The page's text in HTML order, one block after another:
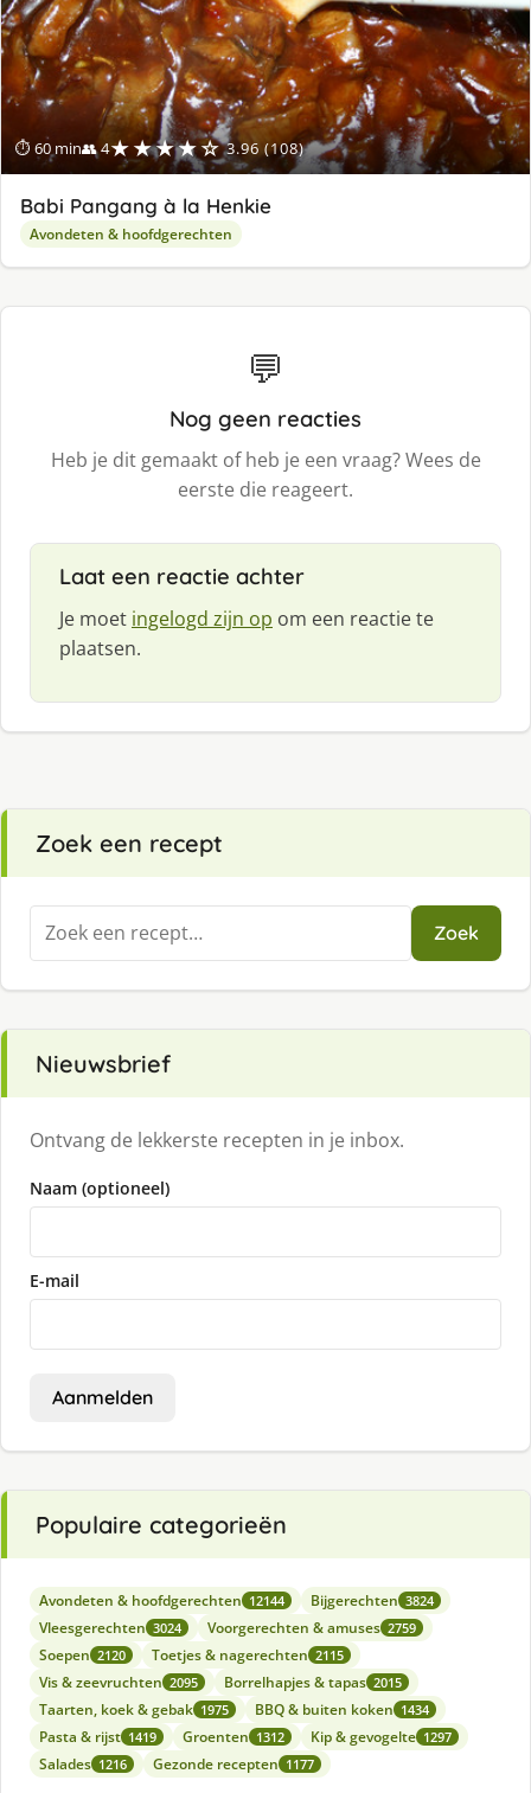
⏱ 60 min👥 4★★★★☆ 3.96 (108)
Babi Pangang à la Henkie
Avondeten & hoofdgerechten
💬
Nog geen reacties
Heb je dit gemaakt of heb je een vraag? Wees de
eerste die reageert.
Laat een reactie achter
Je moet ingelogd zijn op om een reactie te
plaatsen.
Zoek een recept
Zoeken
naar:
Zoek
Nieuwsbrief
Ontvang de lekkerste recepten in je inbox.
Naam (optioneel)
E-mail
Aanmelden
Populaire categorieën
Avondeten & hoofdgerechten 12144 Bijgerechten 3824
Vleesgerechten 3024 Voorgerechten & amuses 2759
Soepen 2120 Toetjes & nagerechten 2115
Vis & zeevruchten 2095 Borrelhapjes & tapas 2015
Taarten, koek & gebak 1975 BBQ & buiten koken 1434
Pasta & rijst 1419 Groenten 1312 Kip & gevogelte 1297
Salades 1216 Gezonde recepten 1177